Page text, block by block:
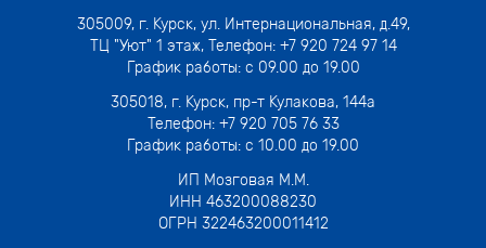
305009, г. Курск, ул. Интернациональная, д.49,
ТЦ "Уют" 1 этаж, Телефон: +7 920 724 97 14
График работы: с 09.00 до 19.00
305018, г. Курск, пр-т Кулакова, 144а
Телефон: +7 920 705 76 33
График работы: с 10.00 до 19.00
ИП Мозговая М.М.
ИНН 463200088230
ОГРН 322463200011412